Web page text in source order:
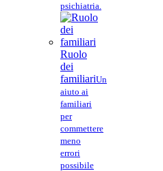
psichiatria.
Ruolo
dei
familiariUn
aiuto ai
familiari
per
commettere
meno
errori
possibile